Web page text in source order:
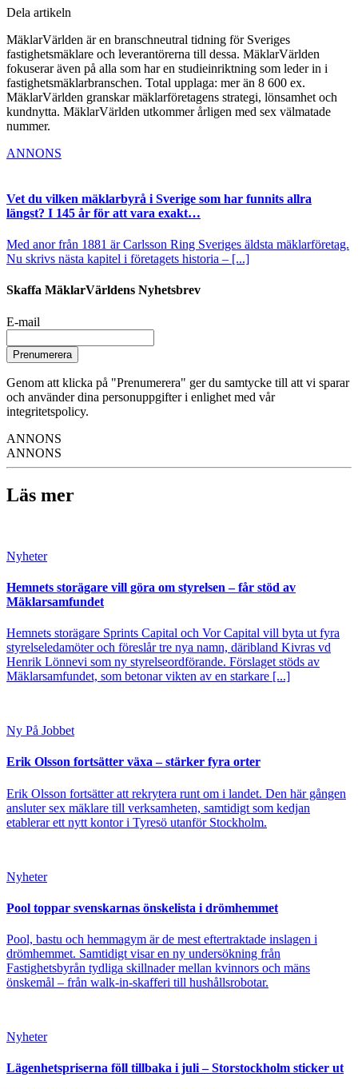
Dela artikeln
MäklarVärlden är en branschneutral tidning för Sveriges
fastighetsmäklare och leverantörerna till dessa. MäklarVärlden
fokuserar även på alla som har en studieinriktning som leder in i
fastighetsmäklarbranschen. Total upplaga: mer än 8 600 ex.
MäklarVärlden granskar mäklarföretagens strategi, lönsamhet och
kundnytta. MäklarVärlden utkommer årligen med sex välmatade
nummer.
ANNONS
Vet du vilken mäklarbyrå i Sverige som har funnits allra
längst? I 145 år för att vara exakt…
Med anor från 1881 är Carlsson Ring Sveriges äldsta mäklarföretag.
Nu skrivs nästa kapitel i företagets historia – [...]
Skaffa MäklarVärldens Nyhetsbrev
E-mail
Prenumerera
Genom att klicka på "Prenumerera" ger du samtycke till att vi sparar
och använder dina personuppgifter i enlighet med vår
integritetspolicy.
ANNONS
ANNONS
Läs mer
Nyheter
Hemnets storägare vill göra om styrelsen – får stöd av
Mäklarsamfundet
Hemnets storägare Sprints Capital och Vor Capital vill byta ut fyra
styrelseledamöter och föreslår tre nya namn, däribland Kivras vd
Henrik Lönnevi som ny styrelseordförande. Förslaget stöds av
Mäklarsamfundet, som betonar vikten av en starkare [...]
Ny På Jobbet
Erik Olsson fortsätter växa – stärker fyra orter
Erik Olsson fortsätter att rekrytera runt om i landet. Den här gången
ansluter sex mäklare till verksamheten, samtidigt som kedjan
etablerar ett nytt kontor i Tyresö utanför Stockholm.
Nyheter
Pool toppar svenskarnas önskelista i drömhemmet
Pool, bastu och hemmagym är de mest eftertraktade inslagen i
drömhemmet. Samtidigt visar en ny undersökning från
Fastighetsbyrån tydliga skillnader mellan kvinnors och mäns
önskemål – från walk-in-skafferi till hushållsrobotar.
Nyheter
Lägenhetspriserna föll tillbaka i juli – Storstockholm sticker ut